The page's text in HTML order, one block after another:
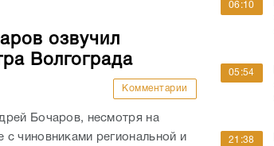
озвучил
Волгограда
Комментарии
Бочаров, несмотря на
с чиновниками региональной и
06:10
05:54
21:38